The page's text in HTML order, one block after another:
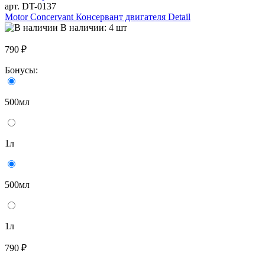
арт. DT-0137
Motor Concervant Консервант двигателя Detail
В наличии: 4 шт
790 ₽
Бонусы:
500мл
1л
500мл
1л
790 ₽